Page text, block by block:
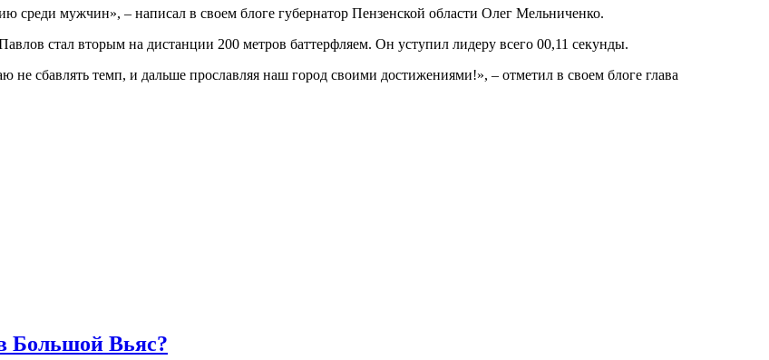
мужчин», – написал в своем блоге губернатор Пензенской области Олег Мельниченко.
стал вторым на дистанции 200 метров баттерфляем. Он уступил лидеру всего 00,11 секунды.
сбавлять темп, и дальше прославляя наш город своими достижениями!», – отметил в своем блоге глава
Большой Вьяс?